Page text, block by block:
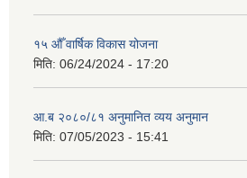
१५ औँ वार्षिक विकास योजना
मिति: 06/24/2024 - 17:20
आ.ब २०८०/८१ अनुमानित व्यय अनुमान
मिति: 07/05/2023 - 15:41